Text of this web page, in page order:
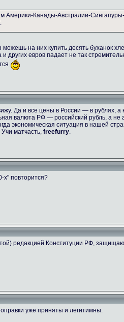
Канады-Австралии-Сингапуры-
на них купить десять буханок
других евров падает не так
Да и все цены в России — в рублях, а
валюта РФ — российский рубль, а не
экономическая ситуация в нашей
матчасть, freefurry.
х" повторится?
редакцией Конституции РФ,
уже приняты и легитимны.